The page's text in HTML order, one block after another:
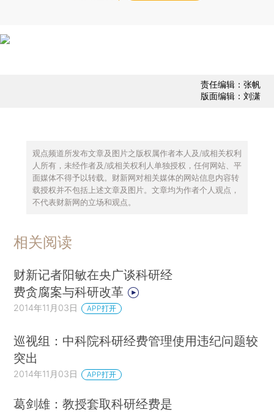
责任编辑：张帆
版面编辑：刘潇
观点频道所发布文章及图片之版权属作者本人及/或相关权利
人所有，未经作者及/或相关权利人单独授权，任何网站、平
面媒体不得予以转载。财新网对相关媒体的网站信息内容转
载授权并不包括上述文章及图片。文章均为作者个人观点，
不代表财新网的立场和观点。
相关阅读
财新记者阳敏在央广谈科研经
费贪腐案与科研改革
2014年11月03日 APP打开
巡视组：中科院科研经费管理使用违纪问题较
突出
2014年11月03日 APP打开
葛剑雄：教授套取科研经费是